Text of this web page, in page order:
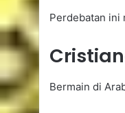
Perdebatan ini
Bermain di